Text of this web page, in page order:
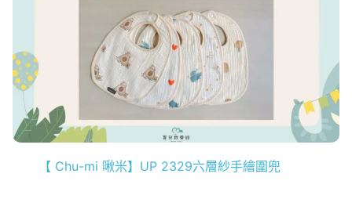
【 Chu-mi 啾米】UP 2329六層紗手繪圍兜